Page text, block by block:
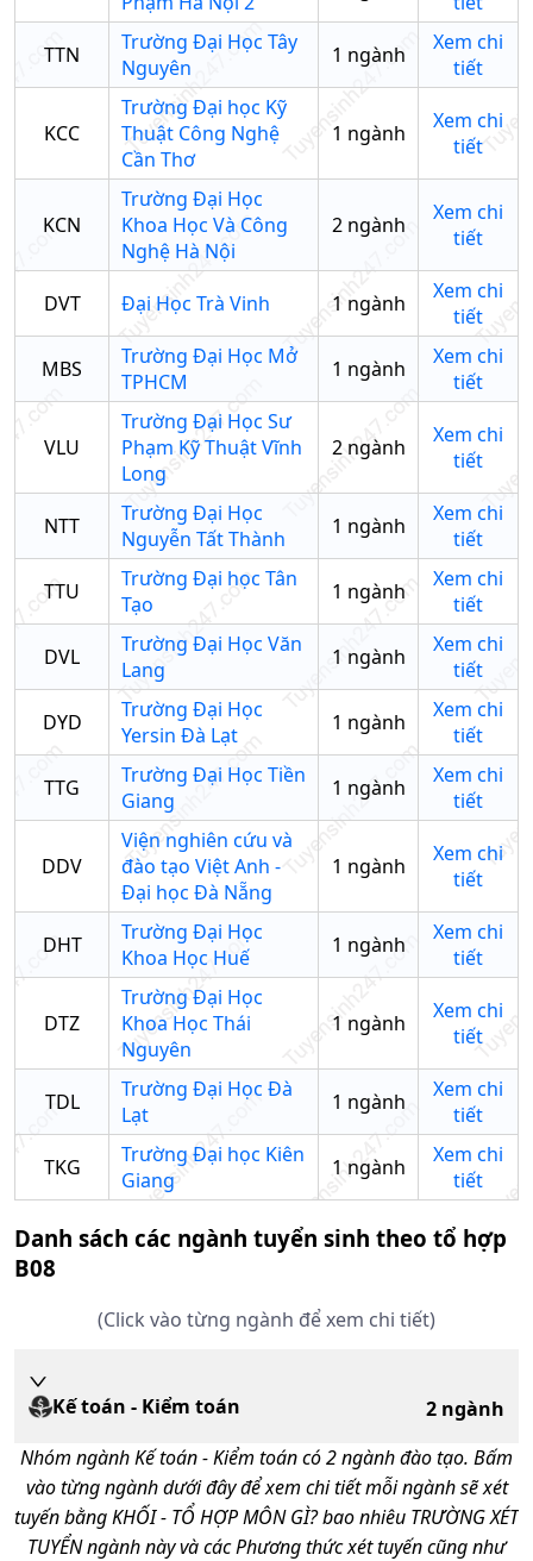
TTN
Trường Đại Học Tây
Nguyên
1 ngành
Xem chi
tiết
KCC
Trường Đại học Kỹ
Thuật Công Nghệ
Cần Thơ
1 ngành
Xem chi
tiết
KCN
Trường Đại Học
Khoa Học Và Công
Nghệ Hà Nội
2ngành
Xem chi
tiết
DVT Đại Học Trà Vinh 1 ngành
Xem chi
tiết
MBS
Trường Đại Học Mở
TPHCM
1 ngành
Xem chi
tiết
VLU
Trường Đại Học Sư
Phạm Kỹ Thuật Vĩnh
Long
2ngành
Xem chi
tiết
NTT
Trường Đại Học
Nguyễn Tất Thành
1 ngành
Xem chi
tiết
TTU
Trường Đại học Tân
Tạo
1 ngành
Xem chi
tiết
DVL
Trường Đại Học Văn
Lang
1 ngành
Xem chi
tiết
DYD
Trường Đại Học
Yersin Đà Lạt
1 ngành
Xem chi
tiết
TTG
Trường Đại Học Tiền
Giang
1 ngành
Xem chi
tiết
DDV
Viện nghiên cứu và
đào tạo Việt Anh -
Đại học Đà Nẵng
1 ngành
Xem chi
tiết
DHT
Trường Đại Học
Khoa Học Huế
1 ngành
Xem chi
tiết
DTZ
Trường Đại Học
Khoa Học Thái
Nguyên
1 ngành
Xem chi
tiết
TDL
Trường Đại Học Đà
Lạt
1 ngành
Xem chi
tiết
TKG
Trường Đại học Kiên
Giang
1 ngành
Xem chi
tiết
Danh sách các ngành tuyển sinh theo tổ hợp
B08
(Click vào từng ngành để xem chi tiết)
Kế toán - Kiểm toán 2 ngành
Nhóm ngànhKế toán - Kiểm toáncó2ngành đào tạo. Bấm
vào từng ngành dưới đây để xem chi tiết mỗi ngành sẽ xét
tuyến bằng KHỐI - TỔ HỢP MÔN GÌ? bao nhiêu TRƯỜNG XÉT
TUYỂN ngành này và các Phương thức xét tuyến cũng như